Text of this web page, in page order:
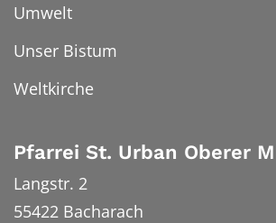
Umwelt
Unser Bistum
Weltkirche
Pfarrei St. Urban Oberer
Langstr. 2
55422 Bacharach